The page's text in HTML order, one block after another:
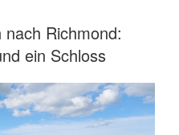
Richmond:
ein Schloss